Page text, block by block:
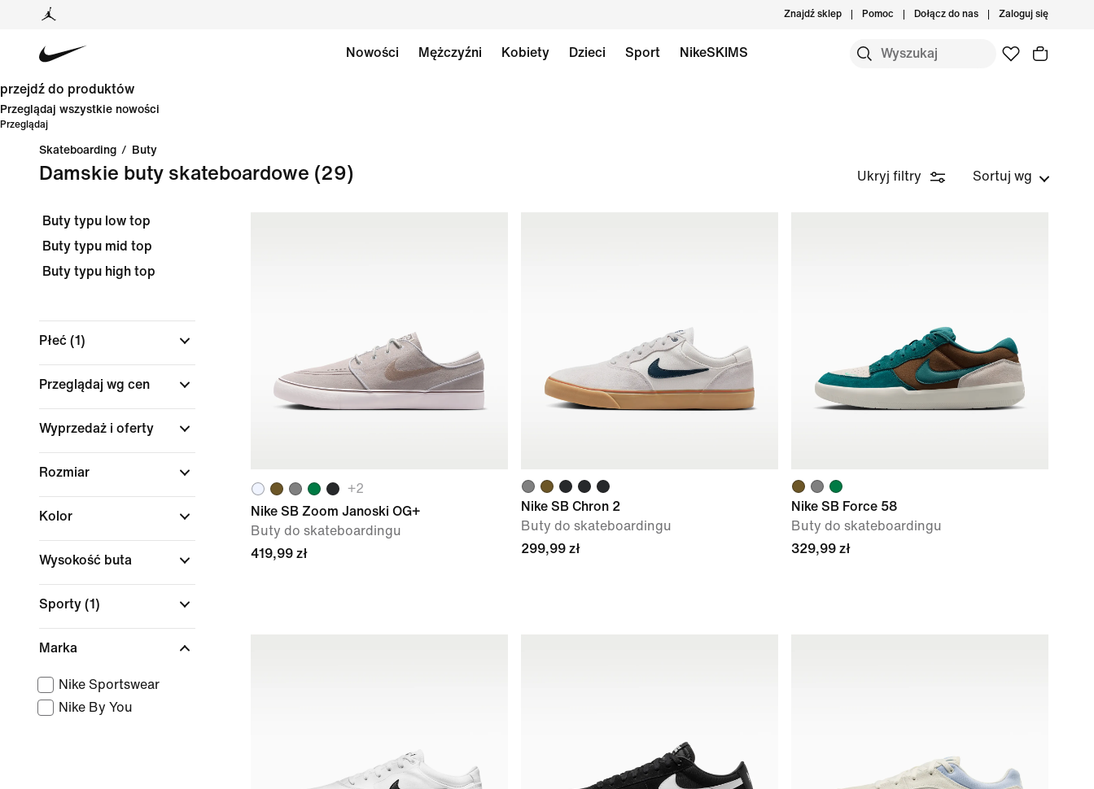
Znajdź sklep Pomoc Dołącz do nas Zaloguj się
Nowości Mężczyźni Kobiety Dzieci Sport NikeSKIMS
przejdź do produktów
Przeglądaj wszystkie nowości
Przeglądaj
Skateboarding / Buty
Damskie buty skateboardowe (29) Ukryj filtry Sortuj wg
Buty typu low top
Buty typu mid top
Buty typu high top
Płeć (1)
Przeglądaj wg cen
Wyprzedaż i oferty
Rozmiar
Kolor
Wysokość buta
Sporty (1)
Marka
Nike Sportswear
Nike By You
+2
Nike SB Zoom Janoski OG+
Buty do skateboardingu
419,99 zł
Nike SB Chron 2
Buty do skateboardingu
299,99 zł
Nike SB Force 58
Buty do skateboardingu
329,99 zł